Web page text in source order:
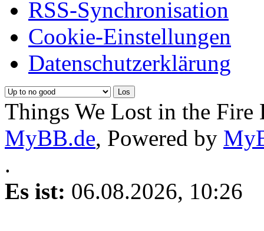
RSS-Synchronisation
Cookie-Einstellungen
Datenschutzerklärung
Things We Lost in the Fire
MyBB.de, Powered by
.
Es ist: 06.08.2026, 10:26